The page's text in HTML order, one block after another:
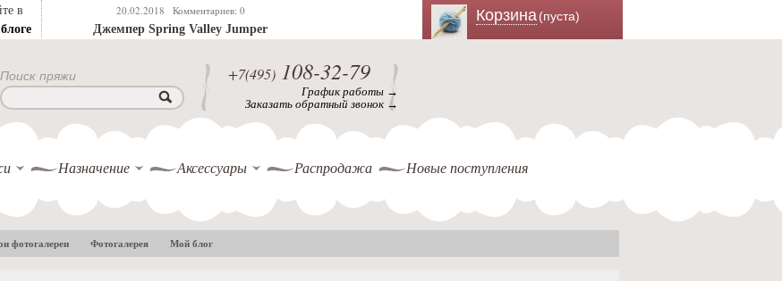
в
блоге
20.02.2018
Комментариев: 0
Джемпер Spring Valley Jumper
Корзина(пуста)
Поиск пряжи +7(495) 108-32-79
График работы →
Заказать обратный звонок →
Назначение Аксессуары Распродажа Новые поступления
фотогалереи Фотогалерея Мой блог